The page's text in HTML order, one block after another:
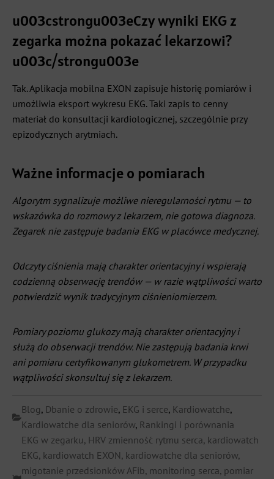
u003cstrongu003eCzy wyniki EKG z
zegarka można pokazać lekarzowi?
u003c/strongu003e
Tak. Aplikacja mobilna EXON zapisuje historię pomiarów i
umożliwia eksport wykresu EKG. Taki zapis to cenny
materiał do konsultacji kardiologicznej, szczególnie przy
epizodycznych arytmiach.
Ważne informacje o pomiarach
Algorytm sygnalizuje możliwe nieregularności rytmu — to
wskazówka do rozmowy z lekarzem, nie gotowa diagnoza.
Zegarek nie zastępuje badania EKG w placówce medycznej.
Odczyty ciśnienia mają charakter orientacyjny i wspierają
codzienną obserwację trendów — w razie wątpliwości warto
potwierdzić wynik tradycyjnym ciśnieniomierzem.
Pomiary poziomu glukozy mają charakter orientacyjny i
służą do obserwacji trendów. Nie zastępują badania krwi
ani pomiaru certyfikowanym glukometrem. W przypadku
wątpliwości skonsultuj się z lekarzem.
Blog, Dbanie o zdrowie, EKG i serce, Kardiowatche,
Kardiowatche dla seniorów, Rankingi i porównania
EKG w zegarku, HRV zmienność rytmu serca, kardiowatch
EKG, kardiowatch EXON, kardiowatche dla seniorów,
migotanie przedsionków AFib, monitoring serca, pomiar